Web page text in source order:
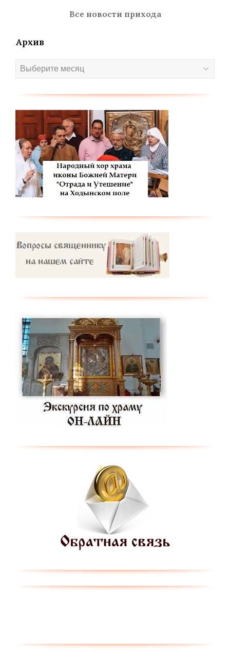
Все новости прихода
Архив
Архив